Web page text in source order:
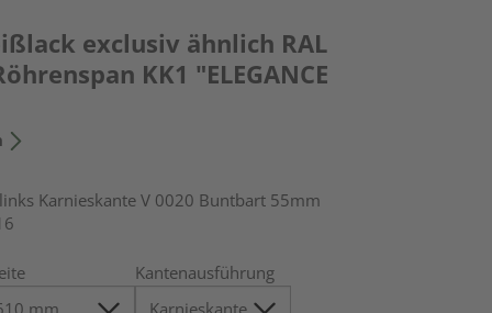
exclusiv ähnlich RAL
KK1 "ELEGANCE
Karnieskante V 0020 Buntbart 55mm
Kantenausführung